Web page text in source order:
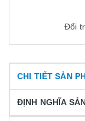
Đổi
CHI TIẾT SẢN
ĐỊNH NGHĨA